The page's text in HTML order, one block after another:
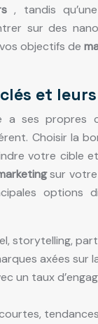
, tandis
sur des
objectifs de
et
a ses propres
Choisir la
votre cible et
sur
options
storytelling,
axées sur
un taux